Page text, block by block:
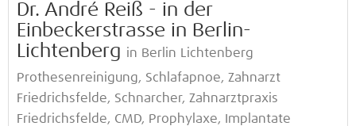
Dr. André Reiß - in der
Einbeckerstrasse in Berlin-
Lichtenberg in Berlin Lichtenberg
Prothesenreinigung, Schlafapnoe, Zahnarzt
Friedrichsfelde, Schnarcher, Zahnarztpraxis
Friedrichsfelde, CMD, Prophylaxe, Implantate